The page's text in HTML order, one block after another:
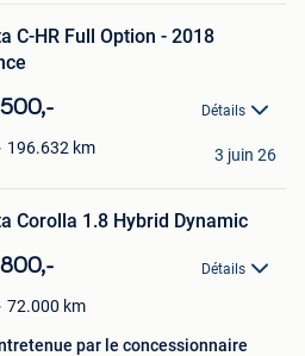
C-HR Full Option - 2018
Détails
196.632 km 3 juin 26
Corolla 1.8 Hybrid Dynamic
Détails
72.000 km
par le concessionnaire